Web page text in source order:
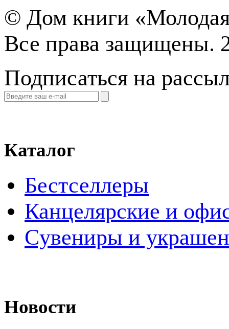
© Дом книги
Все права защищены.
Подписаться на
Каталог
Бестселлеры
Канцелярские и
Cувениры и
Новости